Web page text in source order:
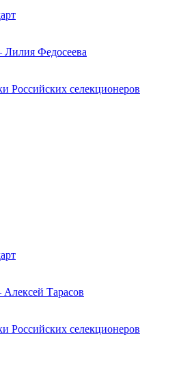
Федосеева
Российских селекционеров
Тарасов
Российских селекционеров